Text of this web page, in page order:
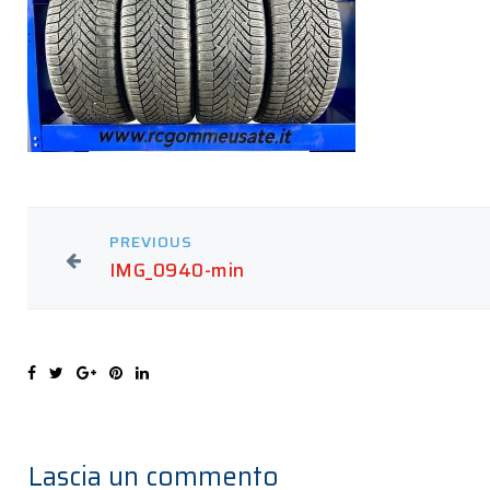
PREVIOUS
IMG_0940-min
Lascia un commento